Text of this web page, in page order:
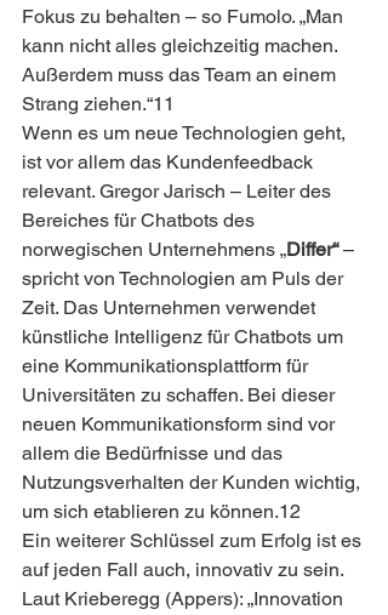
Fokus zu behalten – so Fumolo. „Man
kann nicht alles gleichzeitig machen.
Außerdem muss das Team an einem
Strang ziehen.“11
Wenn es um neue Technologien geht,
ist vor allem das Kundenfeedback
relevant. Gregor Jarisch – Leiter des
Bereiches für Chatbots des
norwegischen Unternehmens „Differ“ –
spricht von Technologien am Puls der
Zeit. Das Unternehmen verwendet
künstliche Intelligenz für Chatbots um
eine Kommunikationsplattform für
Universitäten zu schaffen. Bei dieser
neuen Kommunikationsform sind vor
allem die Bedürfnisse und das
Nutzungsverhalten der Kunden wichtig,
um sich etablieren zu können.12
Ein weiterer Schlüssel zum Erfolg ist es
auf jeden Fall auch, innovativ zu sein.
Laut Krieberegg (Appers): „Innovation